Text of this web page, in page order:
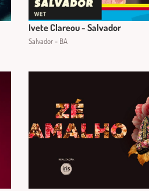
Ivete Clareou - Salvador
Salvador - BA